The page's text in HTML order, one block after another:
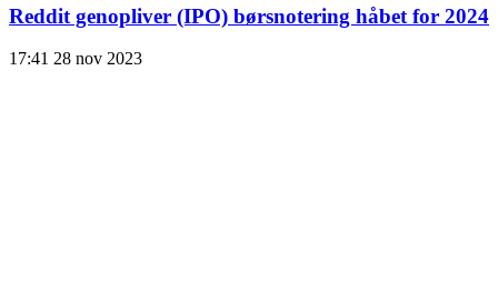
Reddit genopliver (IPO) børsnotering håbet for 2024
17:41 28 nov 2023